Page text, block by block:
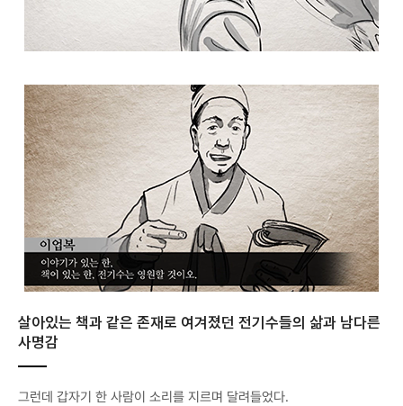
살아있는 책과 같은 존재로 여겨졌던 전기수들의 삶과 남다른
사명감
그런데 갑자기 한 사람이 소리를 지르며 달려들었다.